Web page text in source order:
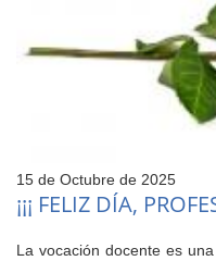
15 de Octubre de 2025
¡¡¡ FELIZ DÍA,
La vocación docente es